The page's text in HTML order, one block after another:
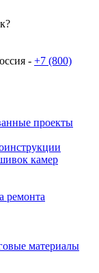
- +7 (800)
проекты
камер
ремонта
материалы